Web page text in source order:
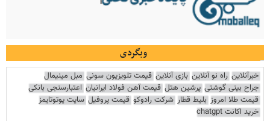
وبگردی
خبرآنلاین راه نو آنلاین بازی آنلاین قیمت تلویزیون سونی مبل مینیمال
جراح بینی گوشتی پرشین هتل قیمت آهن فولاد ایرانیان اعتبارسنجی بانکی
قیمت طلا امروز بلیط قطار شرکت رادوکو قیمت پروفیل سایت یوتوتایمز
خرید اکانت chatgpt